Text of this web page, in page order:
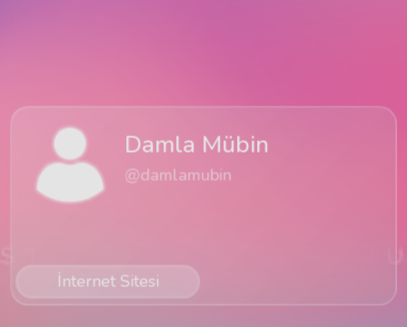
Damla Mübin
@damlamubin
İnternet Sitesi